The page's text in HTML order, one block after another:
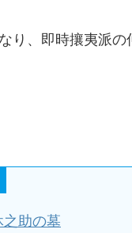
り、即時攘夷派の
之助の墓